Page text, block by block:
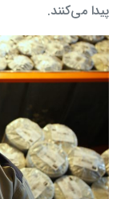
پیدا می‌کنند.